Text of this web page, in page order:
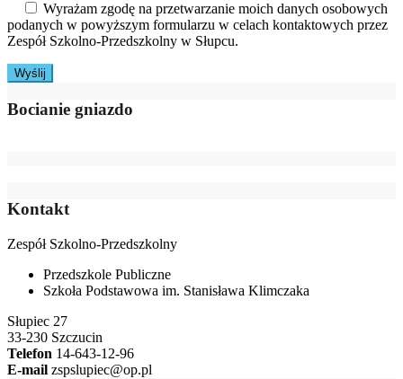
Wyrażam zgodę na przetwarzanie moich danych osobowych
podanych w powyższym formularzu w celach kontaktowych przez
Zespół Szkolno-Przedszkolny w Słupcu.
Bocianie gniazdo
Kontakt
Zespół Szkolno-Przedszkolny
Przedszkole Publiczne
Szkoła Podstawowa im. Stanisława Klimczaka
Słupiec 27
33-230 Szczucin
Telefon 14-643-12-96
E-mail zspslupiec@op.pl